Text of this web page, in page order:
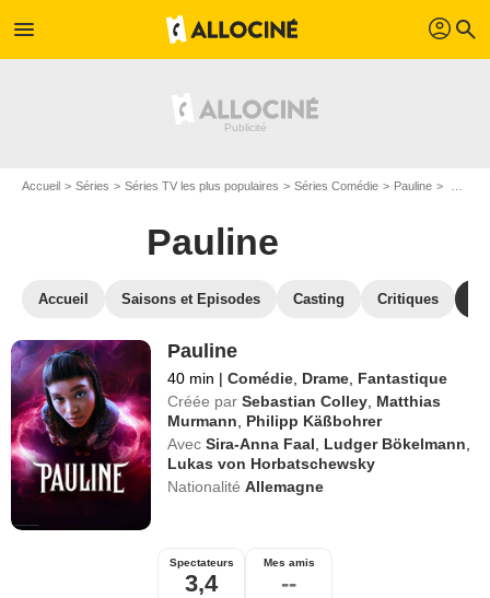
menu profil search
Accueil Séries Séries TV les plus populaires Séries Comédie Pauline
Pauline
Accueil Saisons et Episodes Casting Critiques
Pauline
40 min | Comédie Drame Fantastique
Créée par Sebastian Colley Matthias
Murmann
Philipp Käßbohrer
Avec Sira-Anna Faal Ludger Bökelmann
Lukas von Horbatschewsky
Nationalité Allemagne
Spectateurs
3,4
Mes amis
--